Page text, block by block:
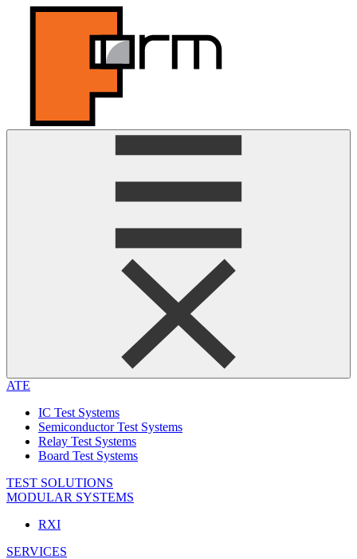
ATE
IC Test Systems
Semiconductor Test Systems
Relay Test Systems
Board Test Systems
TEST SOLUTIONS
MODULAR SYSTEMS
RXI
SERVICES